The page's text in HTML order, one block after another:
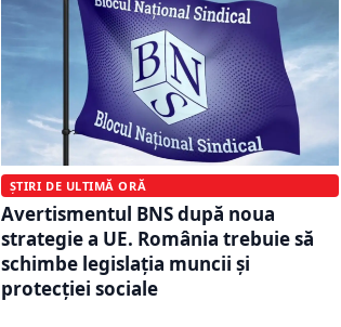
ȘTIRI DE ULTIMĂ ORĂ
Avertismentul BNS după noua
strategie a UE. România trebuie să
schimbe legislația muncii și
protecției sociale